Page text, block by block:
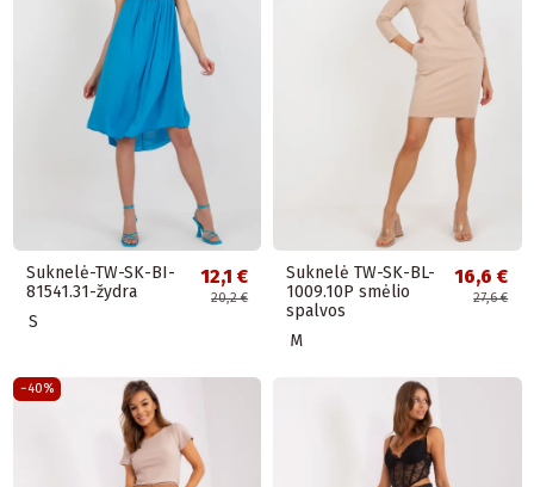
Suknelė-TW-SK-BI-
81541.31-žydra
12,1 €
20,2 €
S
Suknelė TW-SK-BL-
1009.10P smėlio
spalvos
16,6 €
27,6 €
M
−40%